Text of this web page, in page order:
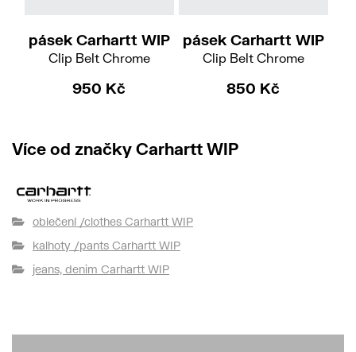
pásek Carhartt WIP
Clip Belt Chrome
950 Kč
pásek Carhartt WIP
Clip Belt Chrome
850 Kč
Více od značky Carhartt WIP
oblečení /clothes Carhartt WIP
kalhoty /pants Carhartt WIP
jeans, denim Carhartt WIP